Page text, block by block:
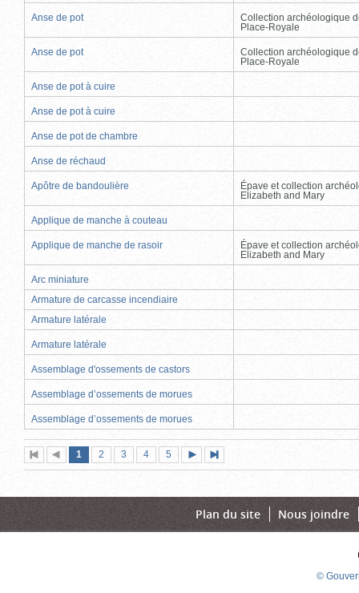
Anse de pot
Collection archéologique
Place-Royale
Anse de pot
Collection archéologique
Place-Royale
Anse de pot à cuire
Anse de pot à cuire
Anse de pot de chambre
Anse de réchaud
Apôtre de bandoulière
Épave et collection
Elizabeth and Mary
Applique de manche à couteau
Applique de manche de rasoir
Épave et collection
Elizabeth and Mary
Arc miniature
Armature de carcasse incendiaire
Armature latérale
Armature latérale
Assemblage d'ossements de castors
Assemblage d’ossements de morues
Assemblage d’ossements de morues
Première
page
Page
précédente
Page
1 (page
actuelle)
Page
2 Page
3 Page
4 Page
5
suivante
page
Plan du site Nous joindre
©